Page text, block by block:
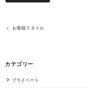
お客様スタイル
カテゴリー
プライベート